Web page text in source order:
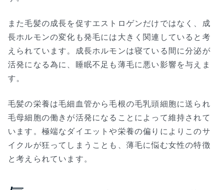
また毛髪の成長を促すエストロゲンだけではなく、成
長ホルモンの変化も発毛には大きく関連していると考
えられています。成長ホルモンは寝ている間に分泌が
活発になる為に、睡眠不足も薄毛に悪い影響を与えま
す。
毛髪の栄養は毛細血管から毛根の毛乳頭細胞に送られ
毛母細胞の働きが活発になることによって維持されて
います。極端なダイエットや栄養の偏りによりこのサ
イクルが狂ってしまうことも、薄毛に悩む女性の特徴
と考えられています。